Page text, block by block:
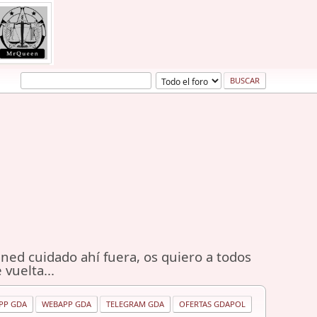
cuidado ahí fuera, os quiero a todos
vuelta...
GDA WEBAPP GDA TELEGRAM GDA OFERTAS GDAPOL